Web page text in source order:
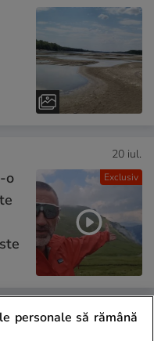
Exclusiv
20 iul.
o
20 iul.
personale să rămână